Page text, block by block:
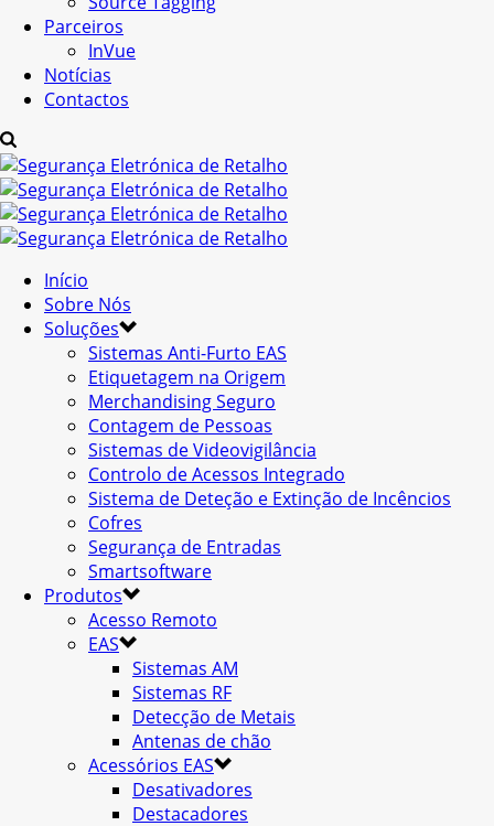
Parceiros
InVue
Notícias
Contactos
Início
Sobre Nós
Soluções
Sistemas Anti-Furto EAS
Etiquetagem na Origem
Merchandising Seguro
Contagem de Pessoas
Sistemas de Videovigilância
Controlo de Acessos Integrado
Sistema de Deteção e Extinção de Incêncios
Cofres
Segurança de Entradas
Smartsoftware
Produtos
Acesso Remoto
EAS
Sistemas AM
Sistemas RF
Detecção de Metais
Antenas de chão
Acessórios EAS
Desativadores
Destacadores